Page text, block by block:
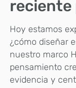
reciente
Hoy estamos
¿cómo diseñar
nuestro marco
pensamiento
evidencia y